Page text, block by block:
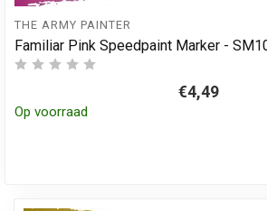
THE ARMY PAINTER
Familiar Pink Speedpaint Marker -
€4,49
Op voorraad